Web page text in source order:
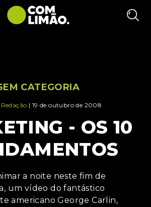
CATEGORIA
Redação | 19 de outubro de 2008
- OS 10
a noite neste fim de
um vídeo do fantástico
americano George Carlin,